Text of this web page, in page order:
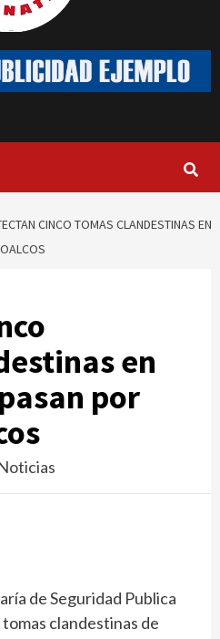
CINCO TOMAS CLANDESTINAS EN
en
por
de Seguridad Publica
clandestinas de